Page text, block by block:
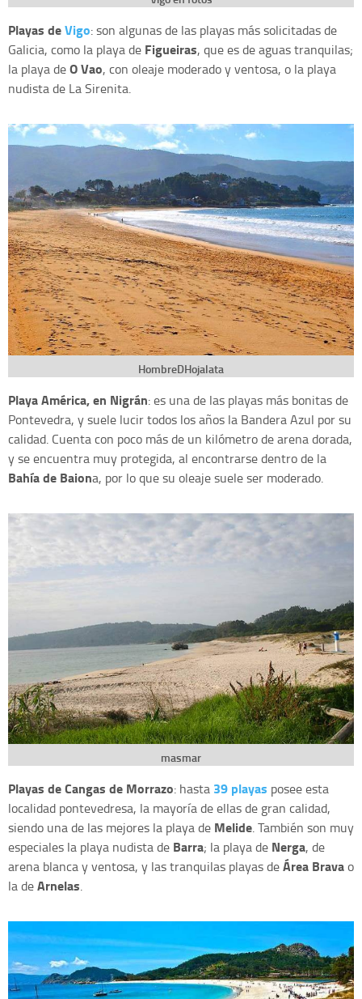
Playas deVigo: son algunas de las playas más solicitadas de
Galicia, como la playa de Figueiras, que es de aguas tranquilas;
la playa deO Vao, con oleaje moderado y ventosa, o la playa
nudista de La Sirenita.
HombreDHojalata
Playa América, en Nigrán: es una de las playas más bonitas de
Pontevedra, y suele lucir todos los años la Bandera Azul por su
calidad. Cuenta con poco más de un kilómetro de arena dorada,
y se encuentra muy protegida, al encontrarse dentro de la
Bahía de Baiona, por lo que su oleaje suele ser moderado.
masmar
Playas de Cangas de Morrazo: hasta 39 playas posee esta
localidad pontevedresa, la mayoría de ellas de gran calidad,
siendo una de las mejores la playa de Melide. También son muy
especiales la playa nudista de Barra; la playa de Nerga, de
arena blanca y ventosa, y las tranquilas playas deÁrea Bravao
la deArnelas.